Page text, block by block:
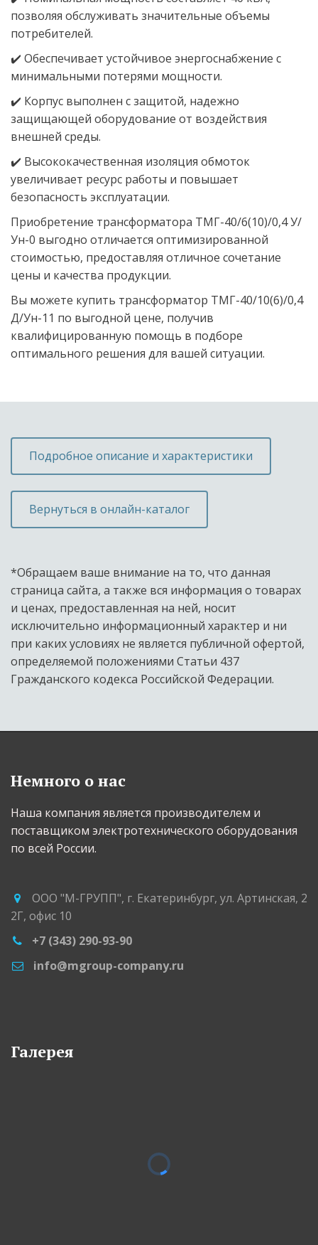
позволяя обслуживать значительные объемы
потребителей.
✔️ Обеспечивает устойчивое энергоснабжение с
минимальными потерями мощности.
✔️ Корпус выполнен с защитой, надежно
защищающей оборудование от воздействия
внешней среды.
✔️ Высококачественная изоляция обмоток
увеличивает ресурс работы и повышает
безопасность эксплуатации.
Приобретение трансформатора ТМГ-40/6(10)/0,4 У/
Ун-0 выгодно отличается оптимизированной
стоимостью, предоставляя отличное сочетание
цены и качества продукции.
Вы можете купить трансформатор ТМГ-40/10(6)/0,4
Д/Ун-11 по выгодной цене, получив
квалифицированную помощь в подборе
оптимального решения для вашей ситуации.
Подробное описание и характеристики
Вернуться в онлайн-каталог
*Обращаем ваше внимание на то, что данная
страница сайта, а также вся информация о товарах
и ценах, предоставленная на ней, носит
исключительно информационный характер и ни
при каких условиях не является публичной офертой,
определяемой положениями Статьи 437
Гражданского кодекса Российской Федерации.
Немного о нас
Наша компания является производителем и
поставщиком электротехнического оборудования
по всей России.
ООО "М-ГРУПП", г. Екатеринбург, ул. Артинская, 2
2Г, офис 10
+7 (343) 290-93-90
info@mgroup-company.ru
Галерея